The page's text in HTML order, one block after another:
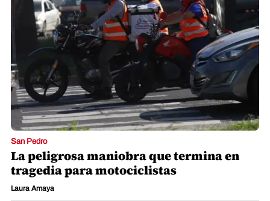
San Pedro
La peligrosa maniobra que termina en
tragedia para motociclistas
Laura Amaya